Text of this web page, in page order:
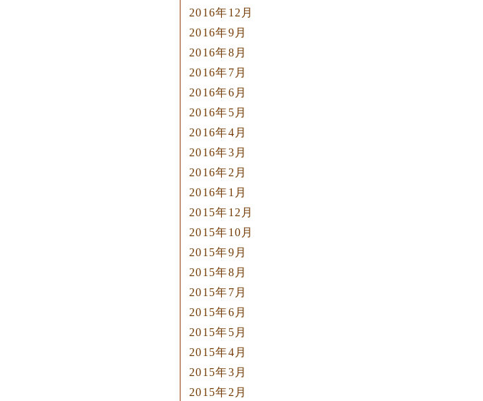
2016年12月
2016年9月
2016年8月
2016年7月
2016年6月
2016年5月
2016年4月
2016年3月
2016年2月
2016年1月
2015年12月
2015年10月
2015年9月
2015年8月
2015年7月
2015年6月
2015年5月
2015年4月
2015年3月
2015年2月